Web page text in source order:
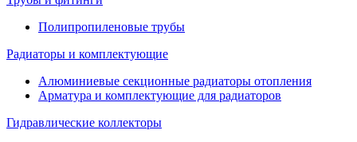
Полипропиленовые трубы
Радиаторы и комплектующие
Алюминиевые секционные радиаторы отопления
Арматура и комплектующие для радиаторов
Гидравлические коллекторы